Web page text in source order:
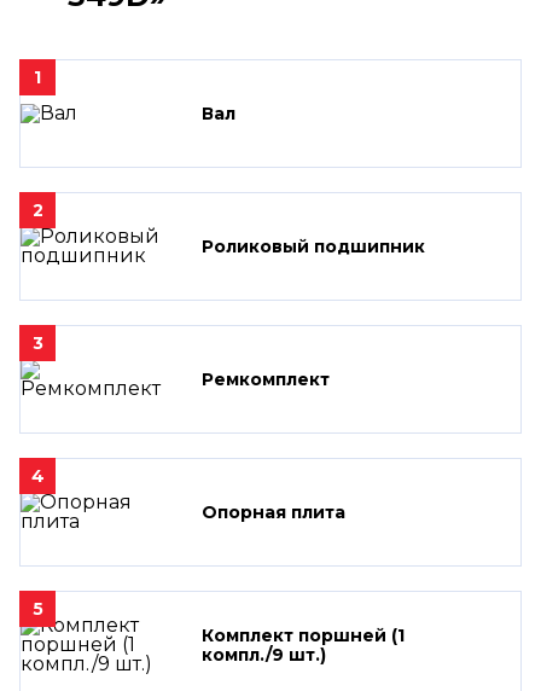
1
Вал
2
Роликовый подшипник
3
Ремкомплект
4
Опорная плита
5
Комплект поршней (1
компл./9 шт.)